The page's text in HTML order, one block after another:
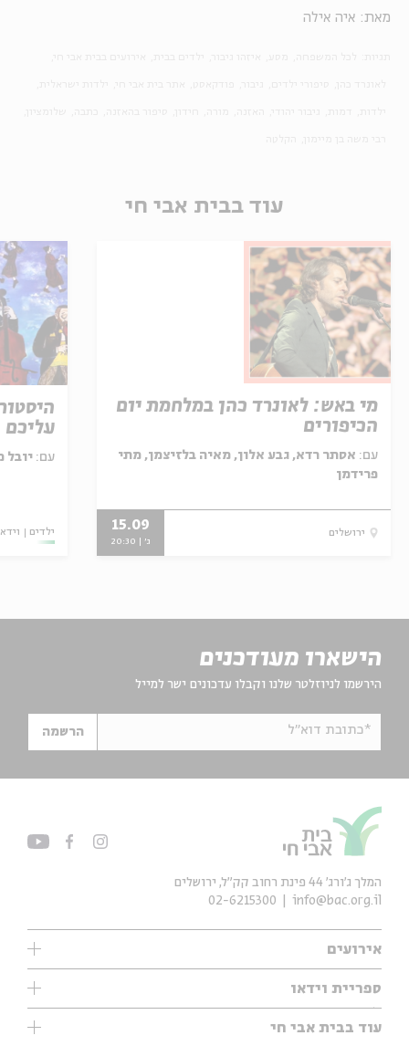
מאת: איה אילה
עוד בבית אבי חי
מי באש: לאונרד כהן במלחמת יום
הכיפורים
עם: אסתר רדא, גבע אלון, מאיה בלזיצמן, מתי
פרידמן
ירושלים 15.09
ג' | 20:30
עליכם
עם: יובל
ילדים
הישארו מעודכנים
הירשמו לניוזלטר שלנו וקבלו עדכונים ישר למייל
*כתובת דוא"ל הרשמה
אירועים
עיון
אנגלית
ספריית וידאו
ילדים
מוזיקה
עוד בבית אבי חי
המלך ג'ורג' 44 פינת רחוב קק״ל, ירושלים
info@bac.org.il
02-6215300